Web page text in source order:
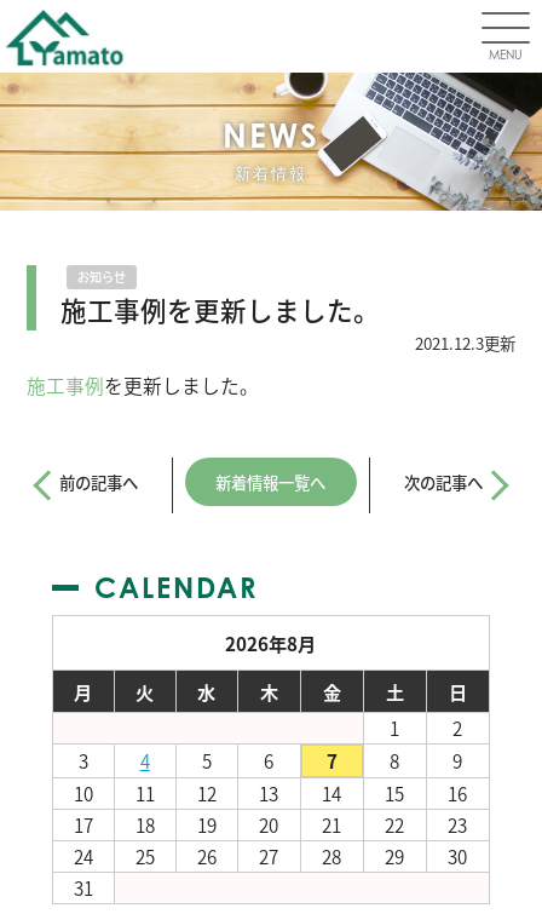
MENU
NEWS
新着情報
お知らせ
施工事例を更新しました。
2021.12.3更新
施工事例を更新しました。
前の記事へ 新着情報一覧へ 次の記事へ
CALENDAR
2026年8月
月
火 水 木 金 土
日
1
2
3
4 5 6 7 8
9
10
11 12 13 14 15
16
17
18 19 20 21 22
23
24
25 26 27 28 29
30
31